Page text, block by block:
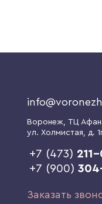
Воронеж , ТЦ
ул. Холмистая, д.
+7 (473)
+7 (900)
Заказать